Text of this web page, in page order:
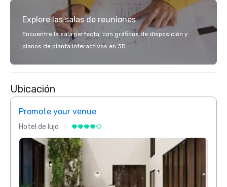
Explore las salas de reuniones
Encuentre la sala perfecta, con gráficos de disposición y
planos de planta interactivos en 3D.
Ubicación
Promote your venue
Hotel de lujo